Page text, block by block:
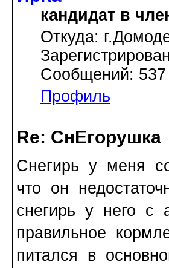
кандидат в
Откуда:
Сообщений: 537
Профиль
Re: СнЕгорушка
Снегирь у меня
что он
снегирь у него с
правильное
питался в